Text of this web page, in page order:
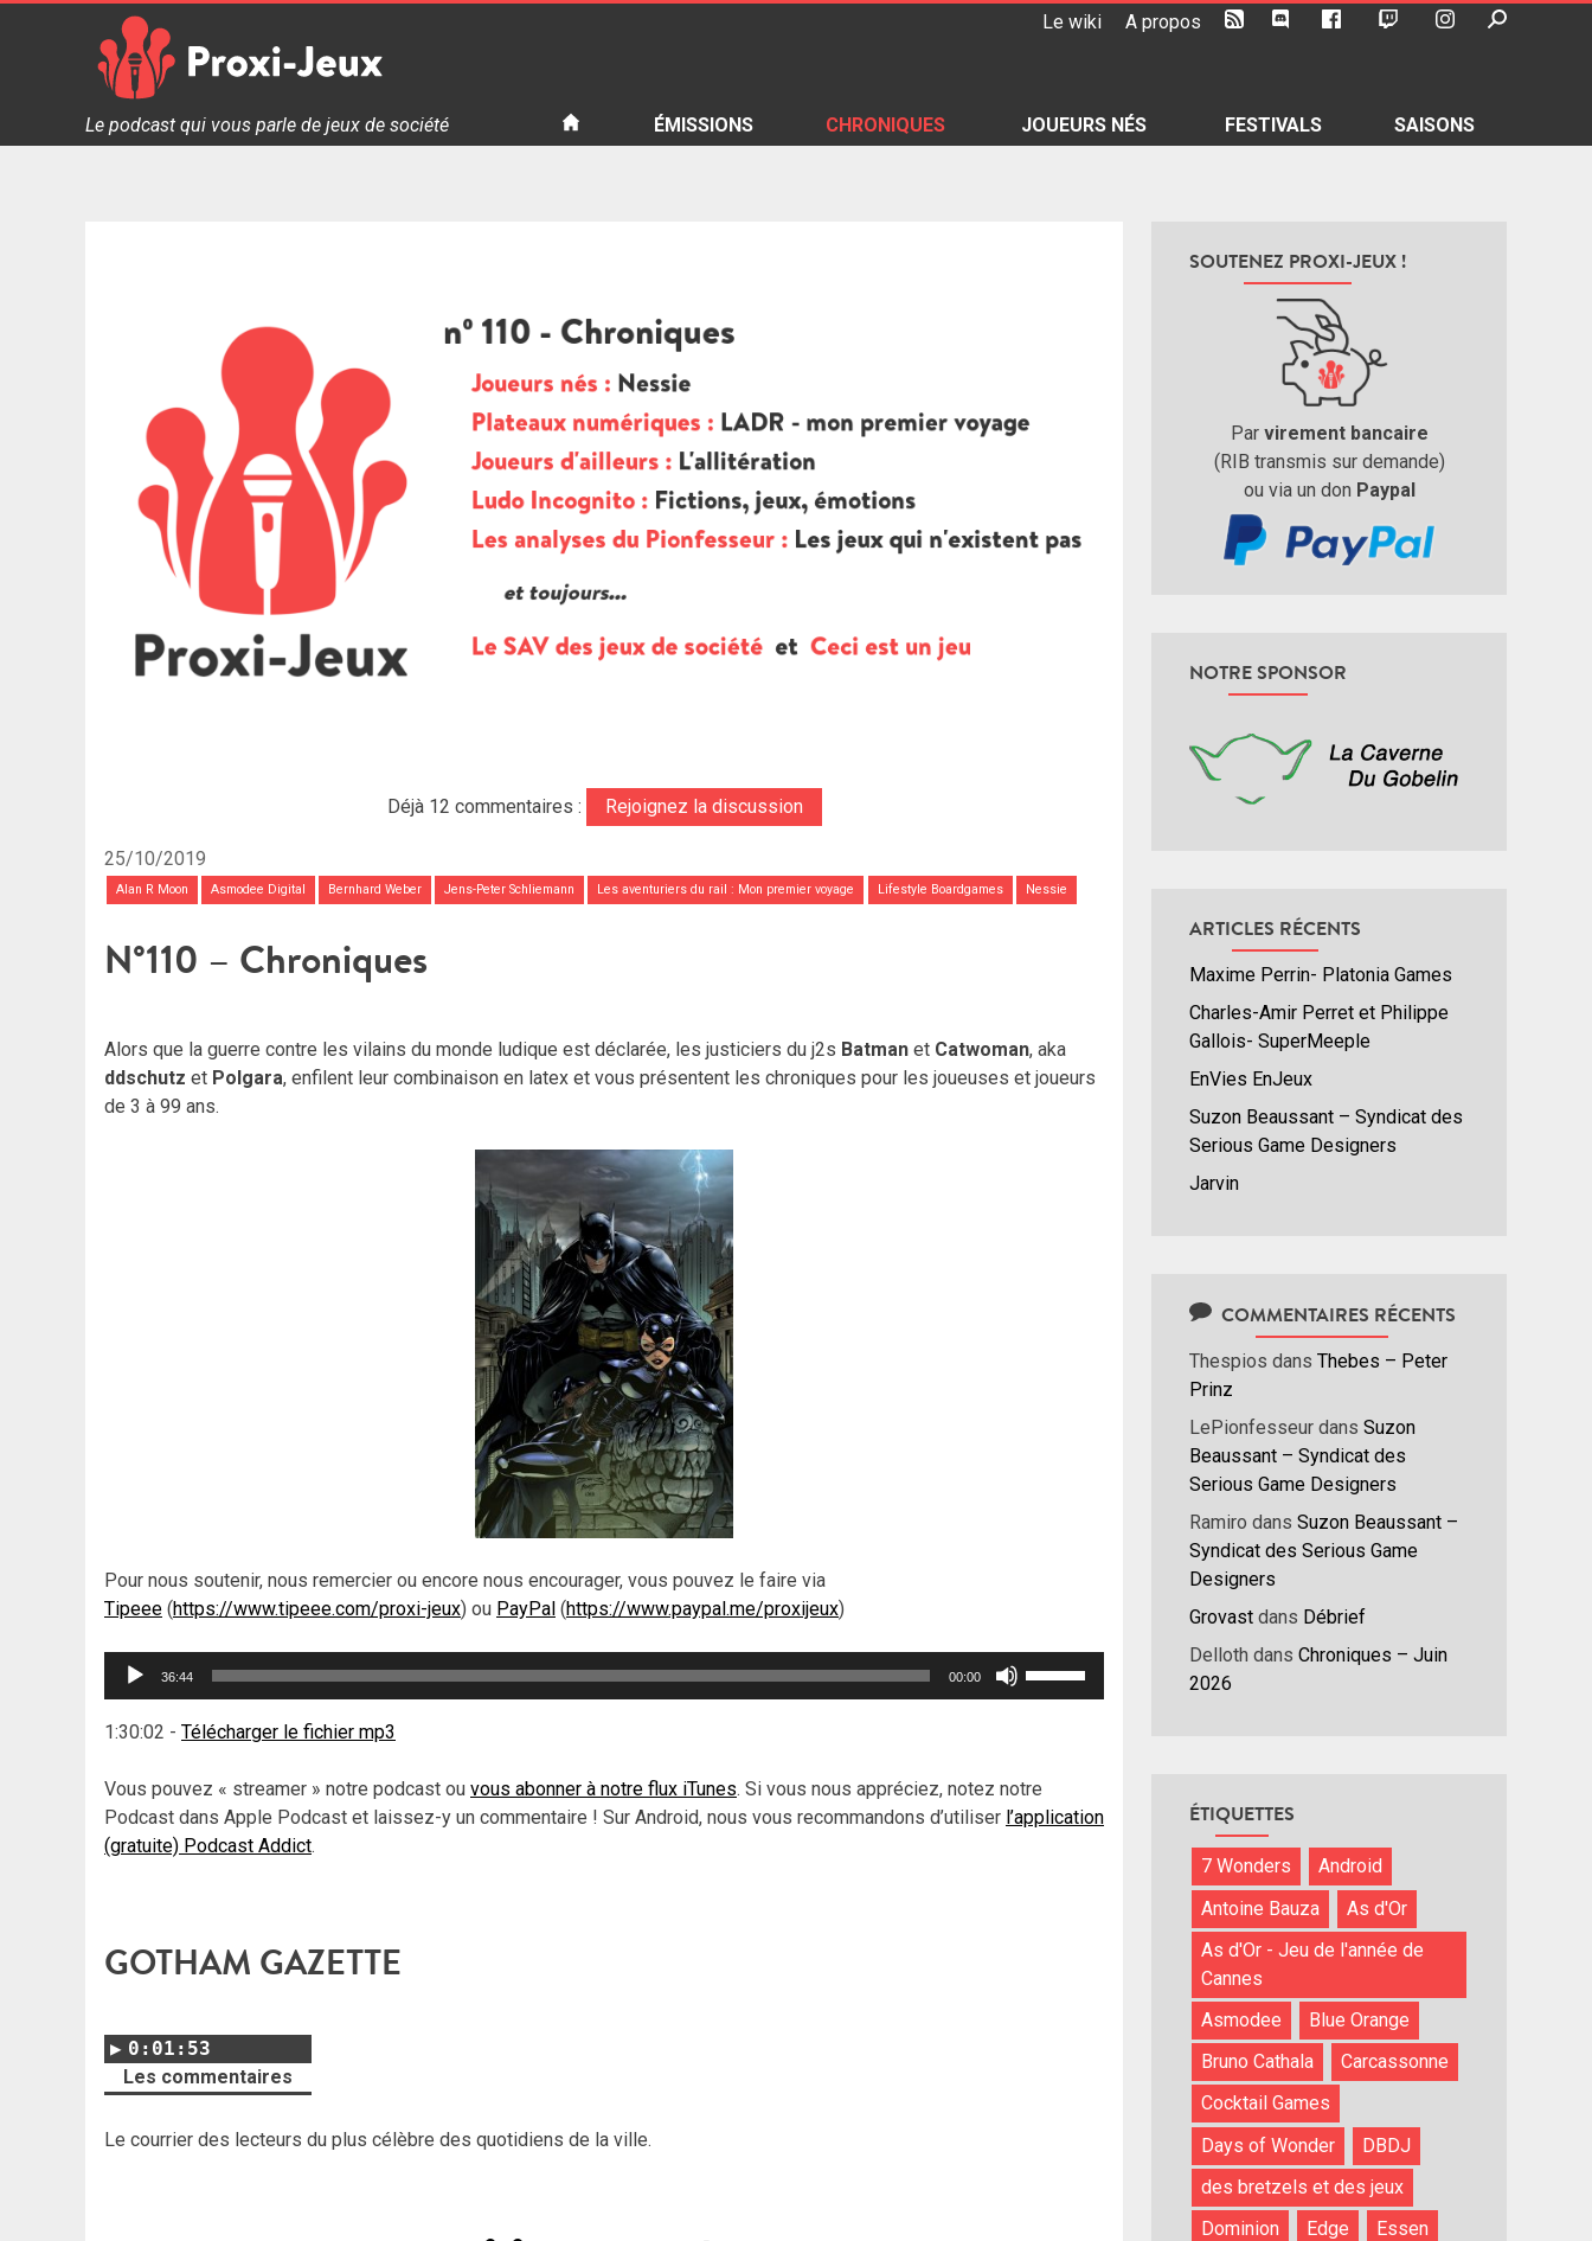
Le wiki A propos
Proxi Jeux - Le podcast qui vous parle de jeux de société
Le podcast qui vous parle de jeux de société ÉMISSIONS CHRONIQUES JOUEURS NÉS FESTIVALS SAISONS
Déjà 12 commentaires : Rejoignez la discussion
25/10/2019
Alan R Moon Asmodee Digital Bernhard Weber Jens-Peter Schliemann Les aventuriers du rail : Mon premier voyage Lifestyle Boardgames Nessie
N°110 – Chroniques
Alors que la guerre contre les vilains du monde ludique est déclarée, les justiciers du j2s Batman et Catwoman, aka
ddschutz et Polgara, enfilent leur combinaison en latex et vous présentent les chroniques pour les joueuses et joueurs
de 3 à 99 ans.
Pour nous soutenir, nous remercier ou encore nous encourager, vous pouvez le faire via
Tipeee (https://www.tipeee.com/proxi-jeux) ou PayPal (https://www.paypal.me/proxijeux)
Lecteur
36:44 00:00
augmenter
1:30:02 - Télécharger le fichier mp3
Vous pouvez « streamer » notre podcast ou vous abonner à notre flux iTunes. Si vous nous appréciez, notez notre
Podcast dans Apple Podcast et laissez-y un commentaire ! Sur Android, nous vous recommandons d’utiliser l’application
(gratuite) Podcast Addict.
GOTHAM GAZETTE
0:01:53
Les commentaires
Le courrier des lecteurs du plus célèbre des quotidiens de la ville.
SOUTENEZ PROXI-JEUX !
Par virement bancaire
(RIB transmis sur demande)
ou via un don Paypal
NOTRE SPONSOR
ARTICLES RÉCENTS
Maxime Perrin- Platonia Games
Charles-Amir Perret et Philippe
Gallois- SuperMeeple
EnVies EnJeux
Suzon Beaussant – Syndicat des
Serious Game Designers
Jarvin
COMMENTAIRES RÉCENTS
Thespios dans Thebes – Peter
Prinz
LePionfesseur dans Suzon
Beaussant – Syndicat des
Serious Game Designers
Ramiro dans Suzon Beaussant –
Syndicat des Serious Game
Designers
Grovast dans Débrief
Delloth dans Chroniques – Juin
2026
ÉTIQUETTES
7 Wonders
Android
Antoine Bauza
As d'Or
As d'Or - Jeu de l'année de
Cannes
Asmodee
Blue Orange
Bruno Cathala
Carcassonne
Cocktail Games
Days of Wonder
DBDJ
des bretzels et des jeux
Dominion
Edge
Essen